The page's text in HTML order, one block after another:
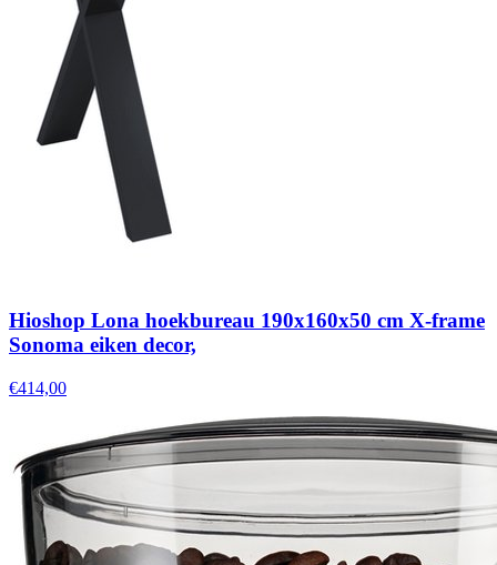
Hioshop Lona hoekbureau 190x160x50 cm X-frame
Sonoma eiken decor,
€414,00